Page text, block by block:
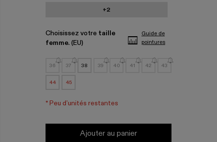
+2
Choisissez votre taille
femme. (EU)
Guide de
pointures
36 37 38 39 40 41 42 43
44 45
*Peu d’unités restantes
Ajouter au panier